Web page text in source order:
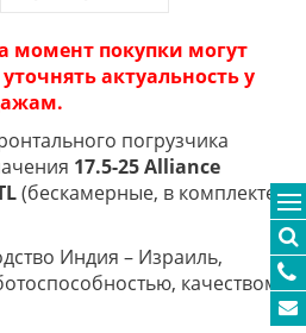
момент покупки могут
актуальность у
погрузчика
17.5-25 Alliance
(бескамерные, в комплекте
Индия – Израиль,
качеством